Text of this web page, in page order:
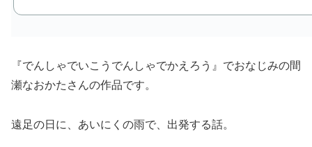
『でんしゃでいこうでんしゃでかえろう』でおなじみの間
瀬なおかたさんの作品です。
遠足の日に、あいにくの雨で、出発する話。